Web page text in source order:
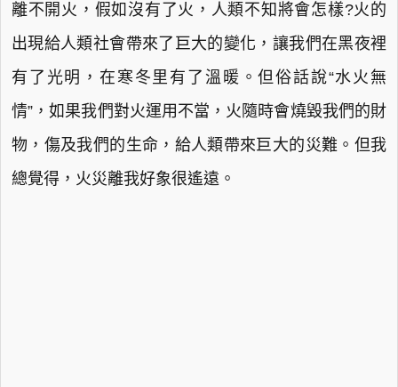
離不開火，假如沒有了火，人類不知將會怎樣?火的
出現給人類社會帶來了巨大的變化，讓我們在黑夜裡
有了光明，在寒冬里有了溫暖。但俗話說“水火無
情”，如果我們對火運用不當，火隨時會燒毀我們的財
物，傷及我們的生命，給人類帶來巨大的災難。但我
總覺得，火災離我好象很遙遠。